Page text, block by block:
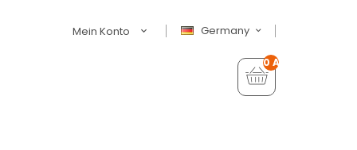
Germany
Mein Konto
0 Artikel - €0,00